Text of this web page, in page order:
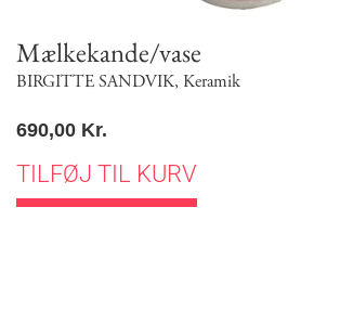
Mælkekande/vase
BIRGITTE SANDVIK, Keramik
690,00 Kr.
TILFØJ TIL KURV